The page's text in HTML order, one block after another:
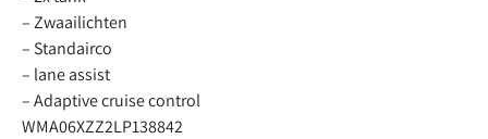
– Zwaailichten
– Standairco
– lane assist
– Adaptive cruise control
WMA06XZZ2LP138842